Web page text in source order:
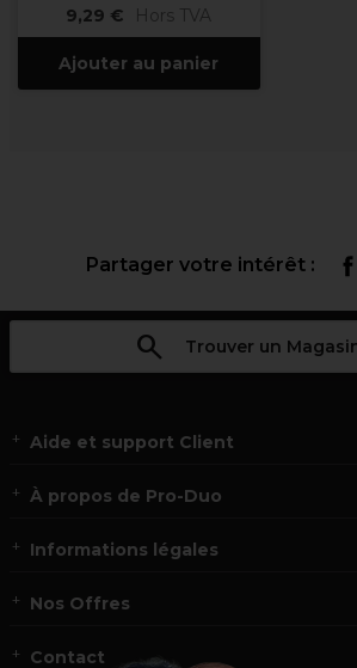
9,29 €
Hors TVA
Ajouter au panier
Partager votre intérêt :
Trouver un
Aide et support Client
À propos de Pro-Duo
Informations légales
Nos Offres
Contact